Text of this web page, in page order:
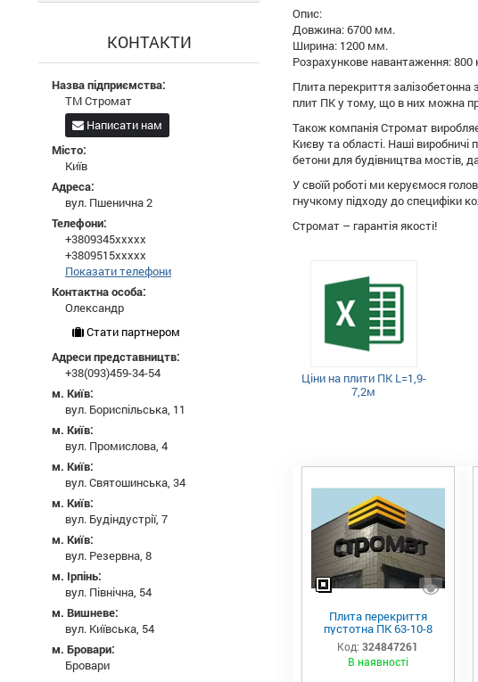
Опис:
Довжина: 6700 мм.
Ширина: 1200 мм.
Розрахункове навантаження: 800
Плита перекриття залізобетонна
плит ПК у тому, що в них можна
Також компанія Стромат
Києву та області. Наші
бетони для будівництва мостів,
У своїй роботі ми керуємося
гнучкому підходу до специфіки
Стромат – гарантія якості!
Ціни на плити ПК L=1,9-
7,2м
Плита перекриття
пустотна ПК 63-10-8
Код: 324847261
В наявності
КОНТАКТИ
Назва підприємства:
ТМ Стромат
Написати нам
Місто:
Київ
Адреса:
вул. Пшенична 2
Телефони:
+3809345xxxxx
+3809515xxxxx
Показати телефони
Контактна особа:
Олександр
Стати партнером
Адреси представництв:
+38(093)459-34-54
м. Київ:
вул. Бориспільська, 11
м. Київ:
вул. Промислова, 4
м. Київ:
вул. Святошинська, 34
м. Київ:
вул. Будіндустрії, 7
м. Київ:
вул. Резервна, 8
м. Ірпінь:
вул. Північна, 54
м. Вишневе:
вул. Київська, 54
м. Бровари:
Бровари